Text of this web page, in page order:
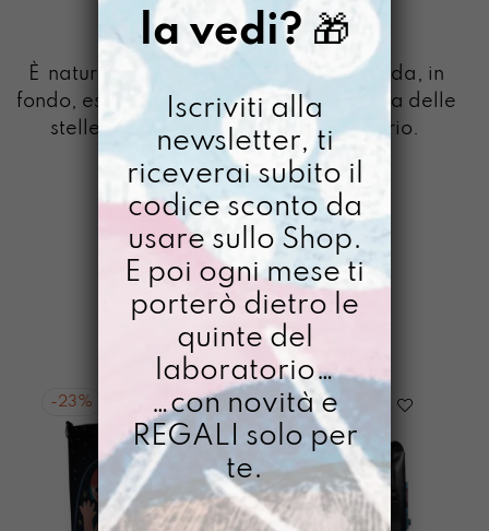
ENERGIA
È naturale buttare sul mistico la faccenda, in
fondo, essendo fatte della stessa materia delle
stelle, parrebbe incredibile il contrario.
GAZPACHO> DIMMELO >ENERGIA
FILTRI
-23%
la vedi? 🎁
Iscriviti alla
newsletter, ti
riceverai subito il
codice sconto da
usare sullo Shop.
E poi ogni mese ti
porterò dietro le
quinte del
laboratorio…
…con novità e
REGALI solo per
te.